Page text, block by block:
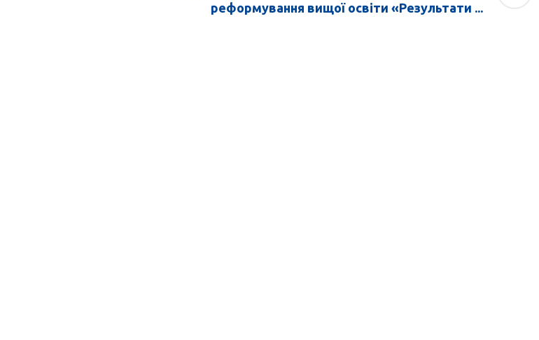
реформування вищої освіти «Результати ...